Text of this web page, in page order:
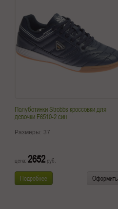
Полуботинки Strobbs кроссовки для
девочки F6510-2 син
Размеры: 37
цена: 2652 руб.
Подробнее Оформить